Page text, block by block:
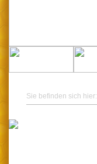
Sie befinden sich hier: